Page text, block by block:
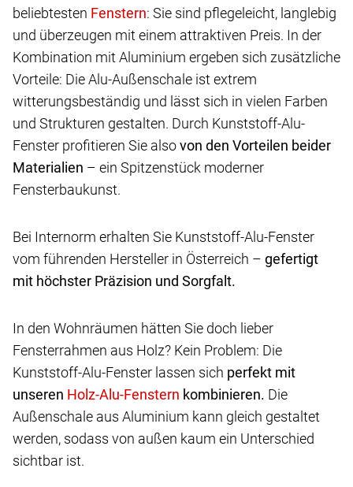
beliebtesten
: Sie sind pflegeleicht, langlebig
und überzeugen mit einem attraktiven Preis. In der
Kombination mit Aluminium ergeben sich zusätzliche
Vorteile: Die Alu-Außenschale ist extrem
witterungsbeständig und lässt sich in vielen Farben
und Strukturen gestalten. Durch Kunststoff-Alu-
Fenster profitieren Sie alsovon den Vorteilen beider
Materialien – ein Spitzenstück moderner
Fensterbaukunst.
Bei Internorm erhalten Sie Kunststoff-Alu-Fenster
vom führenden Hersteller in Österreich – gefertigt
mit höchster Präzision und Sorgfalt.
In den Wohnräumen hätten Sie doch lieber
Fensterrahmen aus Holz? Kein Problem: Die
Kunststoff-Alu-Fenster lassen sich perfekt mit
unseren
kombinieren. Die
Außenschale aus Aluminium kann gleich gestaltet
werden, sodass von außen kaum ein Unterschied
sichtbar ist.